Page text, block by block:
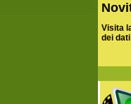
Visita
dei